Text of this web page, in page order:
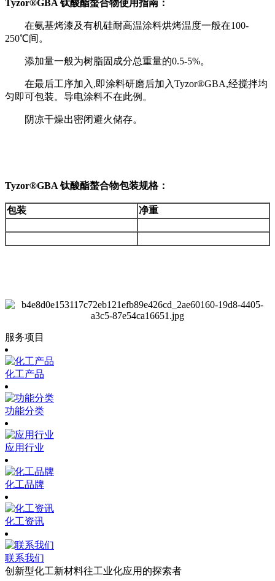
Tyzor®GBA 钛酸酯螯合物使用指南：
在氨基烤漆及有机硅耐高温涂料烘烤温度一般在100-
250℃间。
添加量一般为树脂固成分总重量的0.5-5%。
在最后工序加入,即涂料研磨后加入Tyzor®GBA,经搅拌均
匀即可包装。导电涂料不在此例。
阴凉干燥出密闭避火储存。
Tyzor®GBA 钛酸酯螯合物包装规格：
包装 净重
服务项目
化工产品
功能分类
应用行业
化工品牌
化工资讯
联系我们
创新型化工新材料往工业化应用的探索者